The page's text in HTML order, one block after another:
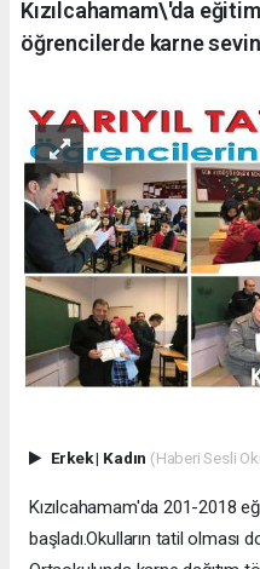
Kızılcahamam\'da
öğrencilerde karne
Erkek| Kadın (Haberi Sesli
Kızılcahamam'da 201-2018
başladı.Okulların tatil olması